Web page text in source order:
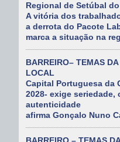
Regional de Setúbal do
A vitória dos
a derrota do Pacote
marca a situação na
BARREIRO– TEMAS DA
LOCAL
Capital Portuguesa da
2028- exige seriedade,
autenticidade
afirma Gonçalo Nuno